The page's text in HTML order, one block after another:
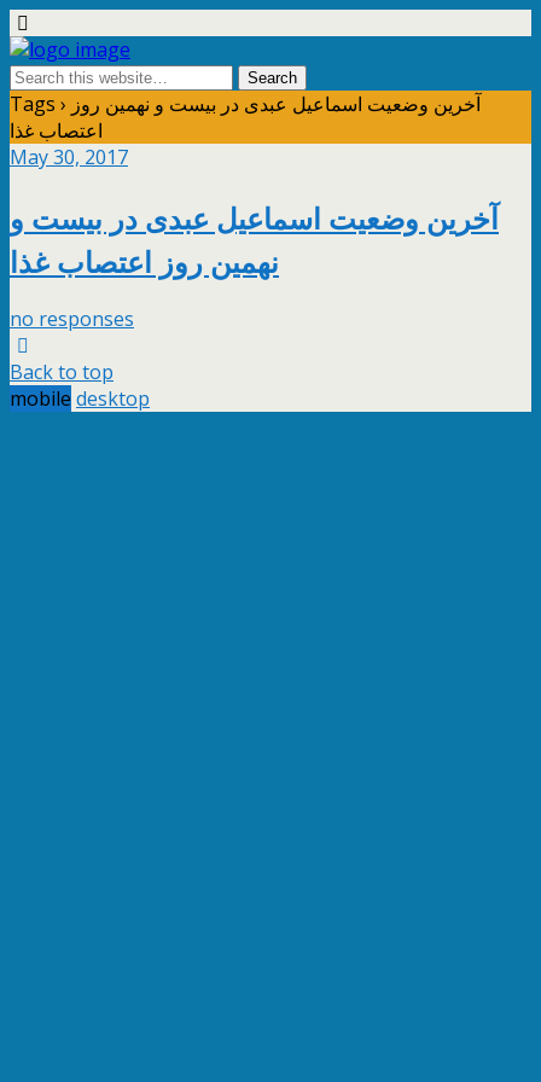
Tags › آخرین وضعیت اسماعیل عبدی در بیست و نهمین روز
اعتصاب غذا
May 30, 2017
آخرین وضعیت اسماعیل عبدی در بیست و
نهمین روز اعتصاب غذا
no responses
Back to top
mobile desktop